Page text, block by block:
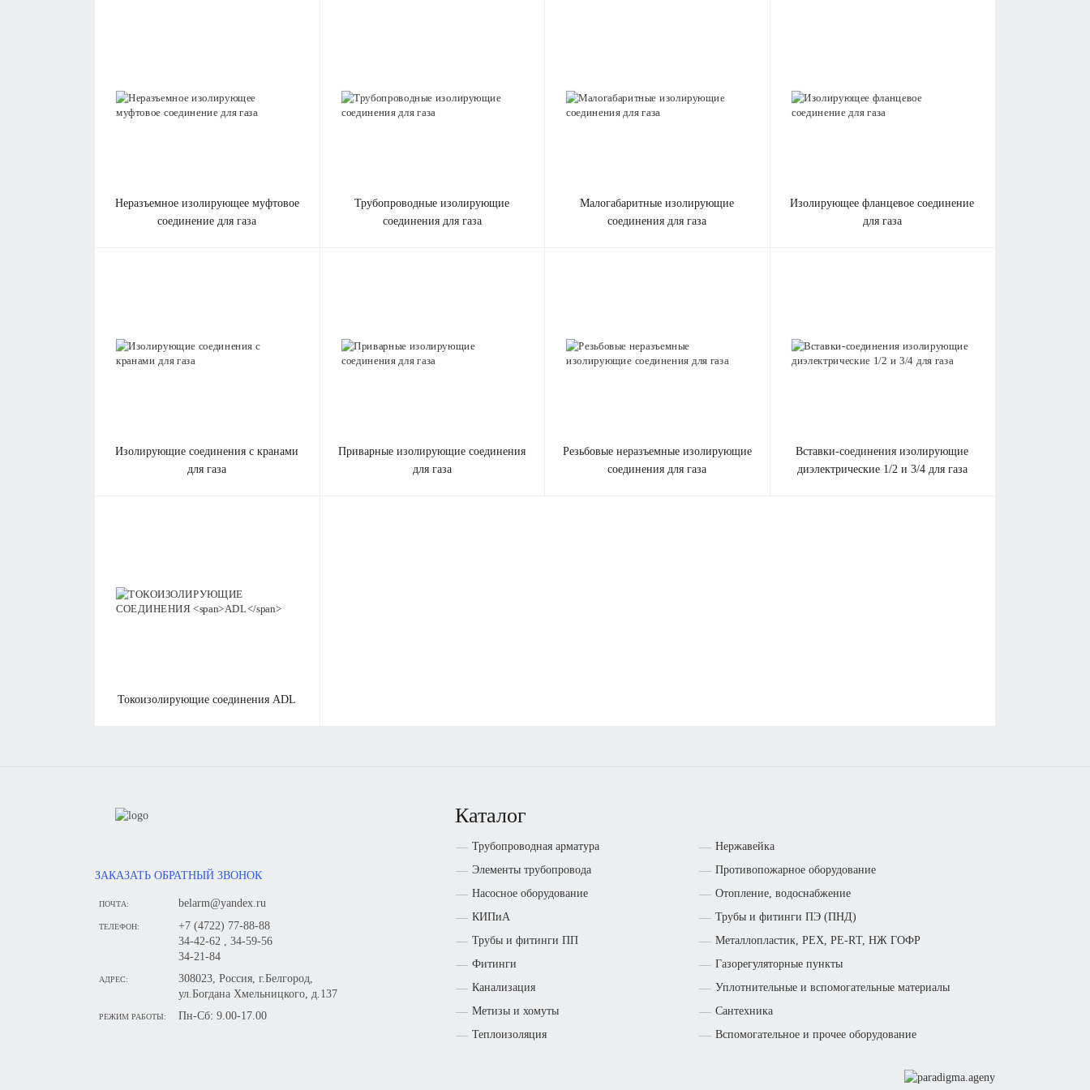
неразъемное изолирующее муфтовое
соединение для газа
трубопроводные изолирующие
соединения для газа
малогабаритные изолирующие
соединения для газа
изолирующее фланцевое соединение
для газа
изолирующие соединения с кранами
для газа
приварные изолирующие соединения
для газа
резьбовые неразъемные изолирующие
соединения для газа
вставки-соединения изолирующие
диэлектрические 1/2 и 3/4 для газа
токоизолирующие соединенияADL
ЗАКАЗАТЬ ОБРАТНЫЙ ЗВОНОК
ПОЧТА: belarm@yandex.ru
ТЕЛЕФОН:
+7 (4722) 77-88-88
34-42-62 , 34-59-56
34-21-84
АДРЕС:
308023, Россия, г.Белгород,
ул.Богдана Хмельницкого, д.137
РЕЖИМ РАБОТЫ: Пн-Сб: 9.00-17.00
Каталог
Трубопроводная арматура
Нержавейка
Элементы трубопровода
Противопожарное оборудование
Насосное оборудование
Отопление, водоснабжение
КИПиА
Трубы и фитинги ПЭ (ПНД)
Трубы и фитинги ПП
Металлопластик, РЕХ, РЕ-RТ, НЖ ГОФР
Фитинги
Газорегуляторные пункты
Канализация
Уплотнительные и вспомогательные материалы
Метизы и хомуты
Сантехника
Теплоизоляция
Вспомогательное и прочее оборудование